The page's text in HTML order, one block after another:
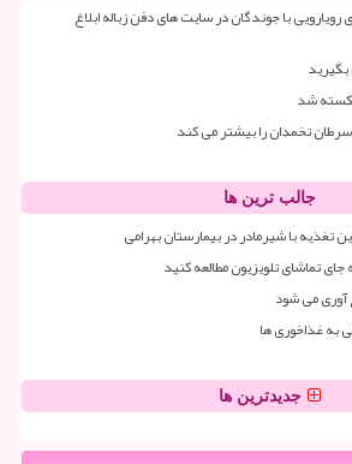
رویارویی با جوندگان در سایت های دفن زباله ابلاغ
تخمدان را بیشتر می کند
جالب ترین ها
تغذیه با شیرمادر در بیمارستان بهرامی
تماشای تلویزیون مطالعه کنید
آوری می شود
به غذاخوری ها
جدیدترین ها